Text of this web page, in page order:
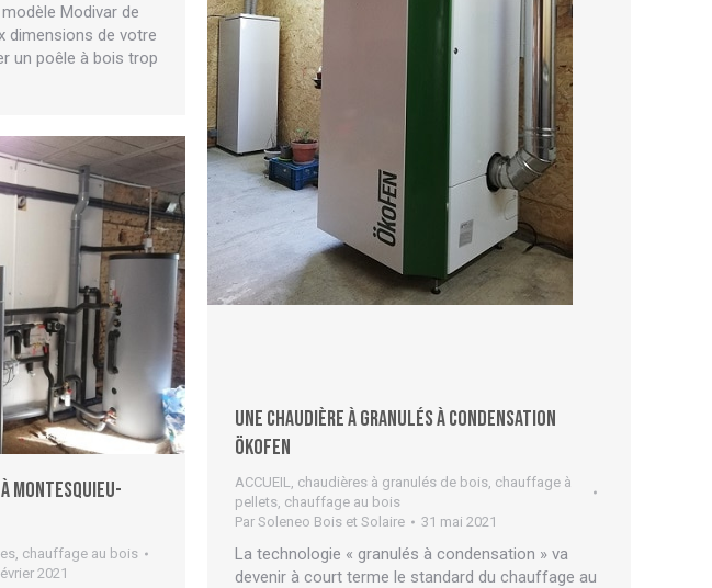
Modivar de
dimensions de votre
un poêle à bois trop
Une chaudière à granulés à condensation
ÖKOFEN
ACCUEIL chaudières à granulés de bois chauffage à
pellets chauffage au bois
Par Soleneo Bois et Solaire 31 mai 2021
La technologie « granulés à condensation » va
devenir à court terme le standard du chauffage au
Montesquieu-
chauffage au bois
2021